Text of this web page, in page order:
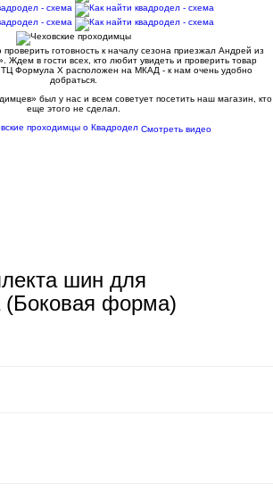
готовность к началу сезона приезжал Андрей из
Ждем в гости всех, кто любит увидеть и проверить товар
Формула Х расположен на МКАД - к нам очень удобно
добраться.
был у нас и всем советует посетить наш магазин, кто
еще этого не сделал.
Смотреть видео
шин для
(Боковая форма)